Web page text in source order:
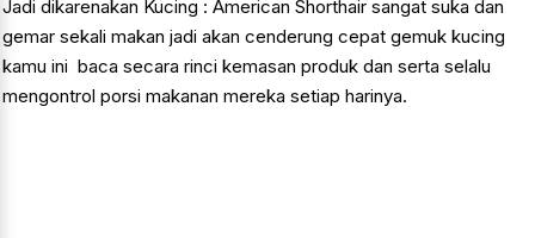
Jadi dikarenakan Kucing : American Shorthair sangat suka dan
gemar sekali makan jadi akan cenderung cepat gemuk kucing
kamu ini baca secara rinci kemasan produk dan serta selalu
mengontrol porsi makanan mereka setiap harinya.